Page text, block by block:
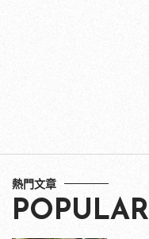
熱門文章
POPULAR